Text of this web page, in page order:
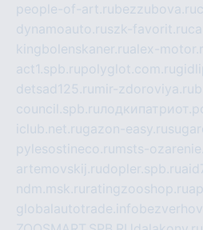
people-of-art.rubezzubova.ru
dynamoauto.ruszk-favorit.ru
kingbolenskaner.rualex-
act1.spb.rupolyglot.com.ru
detsad125.ru mir-zdoroviya.ru
council.spb.ru
iclub.net.rugazon-easy.ru
pylesostineco.ru msts-
artemovskij.rudopler.spb.ru
ndm.msk.ru ratingzooshop.ru
globalautotrade.info